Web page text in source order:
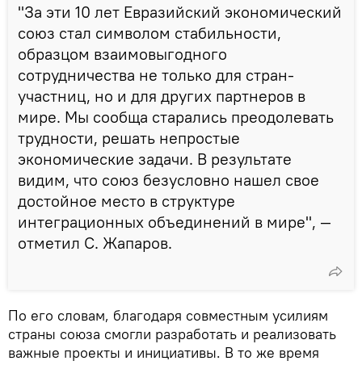
"За эти 10 лет Евразийский экономический
союз стал символом стабильности,
образцом взаимовыгодного
сотрудничества не только для стран-
участниц, но и для других партнеров в
мире. Мы сообща старались преодолевать
трудности, решать непростые
экономические задачи. В результате
видим, что союз безусловно нашел свое
достойное место в структуре
интеграционных объединений в мире", —
отметил С. Жапаров.
По его словам, благодаря совместным усилиям
страны союза смогли разработать и реализовать
важные проекты и инициативы. В то же время